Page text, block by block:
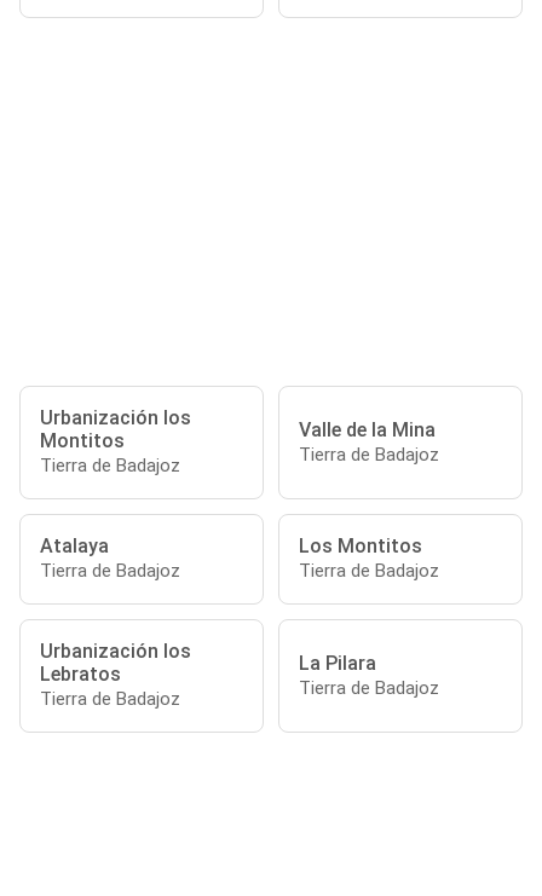
Urbanización los
Montitos
Tierra de Badajoz
Valle de la Mina
Tierra de Badajoz
Atalaya
Tierra de Badajoz
Los Montitos
Tierra de Badajoz
Urbanización los
Lebratos
Tierra de Badajoz
La Pilara
Tierra de Badajoz